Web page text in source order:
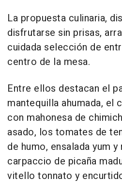
La propuesta culinaria,
disfrutarse sin prisas,
cuidada selección de
centro de la mesa.
Entre ellos destacan el
mantequilla ahumada, el
con mahonesa de
asado, los tomates de
de humo, ensalada yum y
carpaccio de picaña
vitello tonnato y